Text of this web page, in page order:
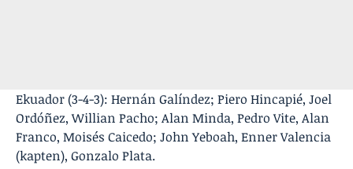
Ekuador (3-4-3): Hernán Galíndez; Piero Hincapié, Joel
Ordóñez, Willian Pacho; Alan Minda, Pedro Vite, Alan
Franco, Moisés Caicedo; John Yeboah, Enner Valencia
(kapten), Gonzalo Plata.